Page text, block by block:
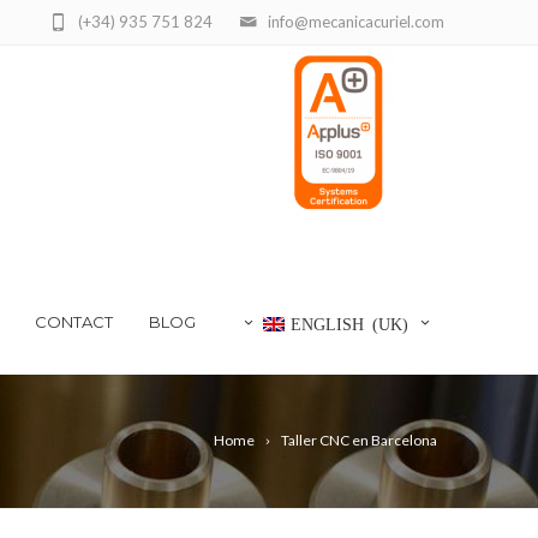
info@mecanicacuriel.com
(+34) 935 751 824
CONTACT BLOG ENGLISH (UK)
Home Taller CNC en Barcelona